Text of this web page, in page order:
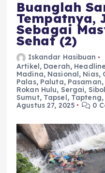
Buanglah
Tempatnya,
Sebagai
Sehat (2)
Iskandar Hasibuan
Artikel, Daerah, Headline
Madina, Nasional, Nias,
Palas, Paluta, Pasaman,
Rokan Hulu, Sergai,
Sumut, Tapsel, Tapteng,
Agustus 27, 2025
0